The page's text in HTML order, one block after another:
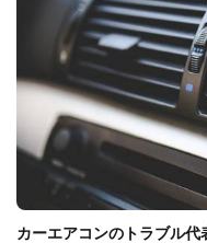
カーエアコンのトラブル代